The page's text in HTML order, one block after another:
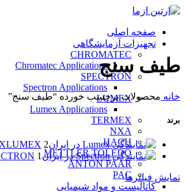
صفحه اصلی
تجهیزات آزمایشگاهی
CHROMATEC
Chromatec Applications
SPECTRON
Spectron Applications
LUMEX
Lumex Applications
TERMEX
NXA
HACH
METTLER TOLEDO
ANTON PAAR
PAC
کاتالیست و مواد شیمیایی
طیف سنج
خانه محصولات برچسب خورده “طیف سنج”
برند
LUMEX 2
1
نمایش فیلترها